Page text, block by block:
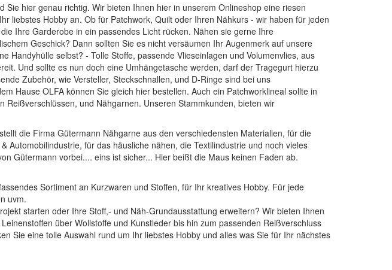
hier genau richtig. Wir bieten Ihnen hier in unserem Onlineshop eine riesen
liebstes Hobby an. Ob für Patchwork, Quilt oder Ihren Nähkurs - wir haben für jeden
Ihre Garderobe in ein passendes Licht rücken. Nähen sie gerne Ihre
Geschick? Dann sollten Sie es nicht versäumen Ihr Augenmerk auf unsere
Handyhülle selbst? - TolleStoffe, passende Vlieseinlagen und Volumenvlies, aus
Und sollte es nun doch eine Umhängetasche werden, darf der Tragegurt hierzu
Zubehör, wie Versteller, Steckschnallen, und D-Ringe sind bei uns
HauseOLFA können Sie gleich hier bestellen. Auch ein Patchworklineal sollte in
Reißverschlüssen, und Nähgarnen. Unseren Stammkunden, bieten wir
die Firma Gütermann Nähgarne aus den verschiedensten Materialien, für die
Automobilindustrie, für das häusliche nähen, die Textilindustrie und noch vieles
Gütermann vorbei.... eins ist sicher... Hier beißt die Maus keinen Faden ab.
Sortiment an Kurzwaren und Stoffen, für Ihr kreatives Hobby. Für jede
uvm.
starten oder Ihre Stoff,- und Näh-Grundausstattung erweitern? Wir bieten Ihnen
über Wollstoffe und Kunstleder bis hin zum passenden Reißverschluss
Sie eine tolle Auswahl rund um Ihr liebstes Hobby und alles was Sie für Ihr nächstes